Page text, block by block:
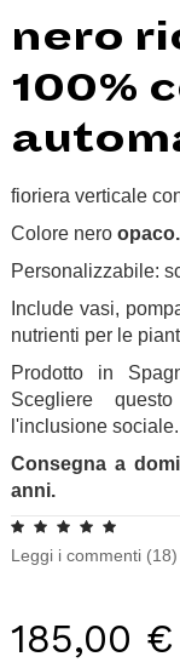
nero
100%
fioriera verticale
Colore nero opaco.
Personalizzabile:
Include vasi,
nutrienti per le
Prodotto in
Scegliere
l'inclusione sociale.
Consegna a
anni.
Leggi i commenti (18)
185,00 €